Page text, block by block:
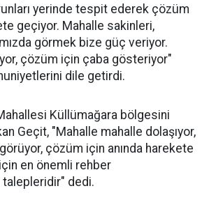
yerinde tespit ederek çözüm
geçiyor. Mahalle sakinleri,
görmek bize güç veriyor.
çözüm için çaba gösteriyor"
dile getirdi.
Küllümağara bölgesini
Geçit, "Mahalle mahalle dolaşıyor,
çözüm için anında harekete
en önemli rehber
talepleridir" dedi.